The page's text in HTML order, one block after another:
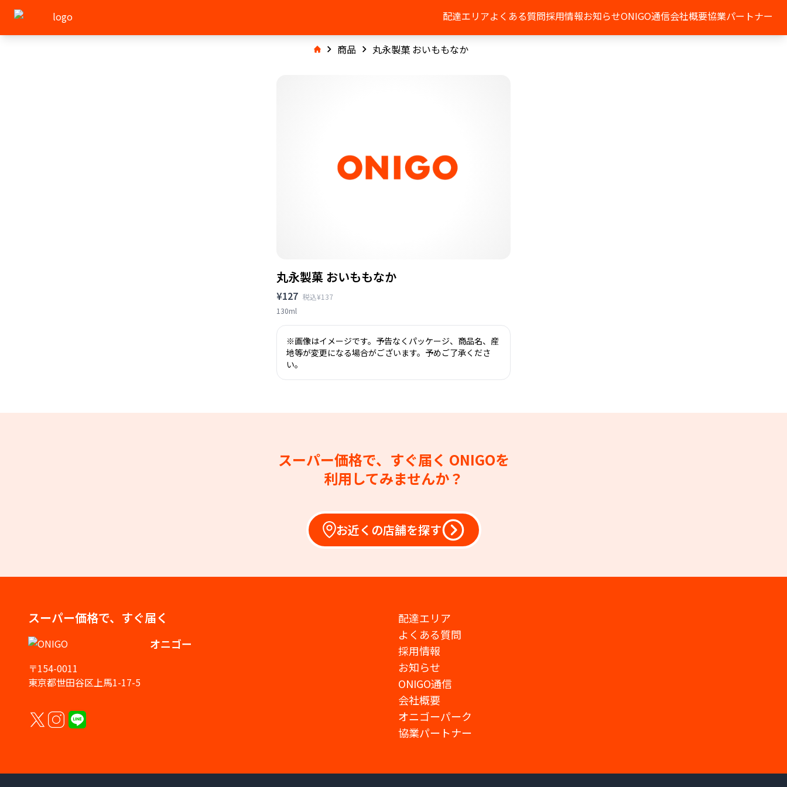
配達エリアよくある質問採用情報お知らせONIGO通信会社概要協業パートナー
商品 丸永製菓 おいももなか
丸永製菓 おいももなか
¥127 税込¥137
130ml
※画像はイメージです。予告なくパッケージ、商品名、産
地等が変更になる場合がございます。予めご了承くださ
い。
スーパー価格で、すぐ届く ONIGOを
利用してみませんか？
お近くの店舗を探す
スーパー価格で、すぐ届く
オニゴー
〒154-0011
東京都世田谷区上馬1-17-5
配達エリア
よくある質問
採用情報
お知らせ
ONIGO通信
会社概要
オニゴーパーク
協業パートナー